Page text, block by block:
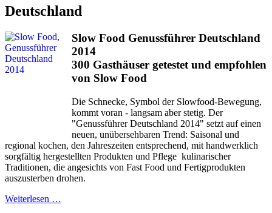
Deutschland
Slow Food Genussführer Deutschland
2014
300 Gasthäuser getestet und empfohlen
von Slow Food
Die Schnecke, Symbol der Slowfood-Bewegung,
kommt voran - langsam aber stetig. Der
"Genussführer Deutschland 2014" setzt auf einen
neuen, unübersehbaren Trend: Saisonal und
regional kochen, den Jahreszeiten entsprechend, mit handwerklich
sorgfältig hergestellten Produkten und Pflege kulinarischer
Traditionen, die angesichts von Fast Food und Fertigprodukten
auszusterben drohen.
Weiterlesen …